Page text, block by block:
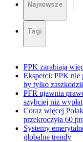
Najnowsze
Tagi
PPK zarabiają
Eksperci: PPK nie
by tylko
PFR ujawnia
szybciej niż
Coraz więcej
przekroczyła 60
Systemy
globalne trendy